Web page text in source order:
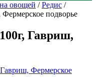
овощей /Редис /
подворье
Гавриш,